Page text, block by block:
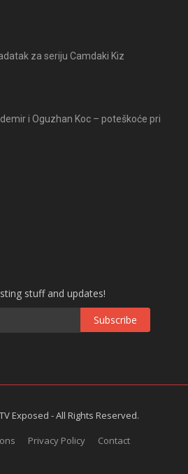
za seriju Camdaki Kiz
i Oguzhan Koc – poteškoće pri
stuff and updates!
Subscribe
Exposed - All Rights Reserved.
Privacy Policy Contact